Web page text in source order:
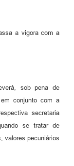
a vigora com a
sob pena de
conjunto com a
secretaria
se tratar de
valores pecuniários